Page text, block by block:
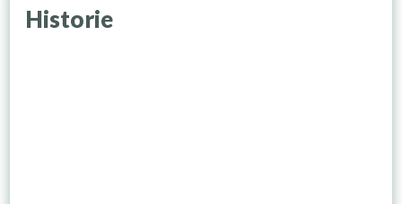
​Historie